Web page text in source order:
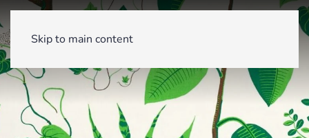
Skip to main content